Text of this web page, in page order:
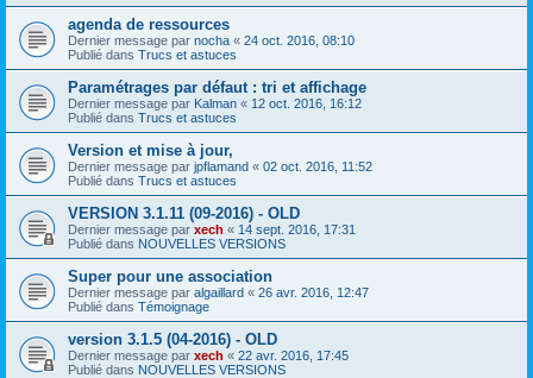
agenda de ressources
Dernier message par nocha « 24 oct. 2016, 08:10
Publié dans Trucs et astuces
Paramétrages par défaut : tri et affichage
Dernier message par Kalman « 12 oct. 2016, 16:12
Publié dans Trucs et astuces
Version et mise à jour,
Dernier message par jpflamand « 02 oct. 2016, 11:52
Publié dans Trucs et astuces
VERSION 3.1.11 (09-2016) - OLD
Dernier message par xech « 14 sept. 2016, 17:31
Publié dans NOUVELLES VERSIONS
Super pour une association
Dernier message par algaillard « 26 avr. 2016, 12:47
Publié dans Témoignage
version 3.1.5 (04-2016) - OLD
Dernier message par xech « 22 avr. 2016, 17:45
Publié dans NOUVELLES VERSIONS